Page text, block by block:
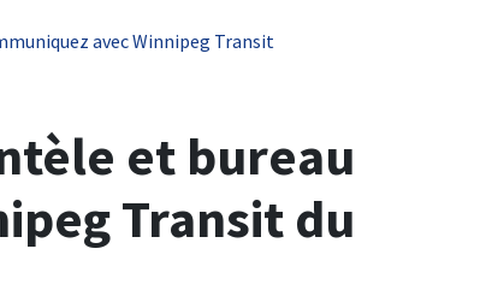
avec Winnipeg Transit
et bureau
Transit du